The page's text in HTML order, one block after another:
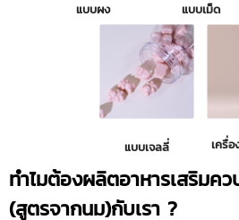
แบบผง แบบเม็ด
แบบเจลลี่ เครื่
ทำไมต้องผลิตอาหารเสริมค
(สูตรจากนม)กับเรา ?